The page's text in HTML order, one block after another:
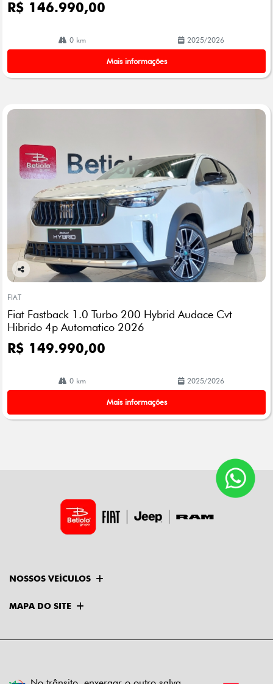
R$ 146.990,00
0 km 2025/2026
Mais informações
Co
arti
lhe
FIAT
Fiat Fastback 1.0 Turbo 200 Hybrid Audace Cvt
Hibrido 4p Automatico 2026
R$ 149.990,00
0 km 2025/2026
Mais informações
NOSSOS VEÍCULOS
MAPA DO SITE